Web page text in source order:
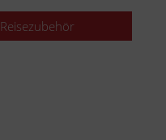
Reisezubehör